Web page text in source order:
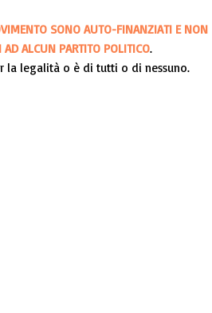
SONO AUTO-FINANZIATI E NON
AD ALCUN PARTITO POLITICO.
la legalità o è di tutti o di nessuno.